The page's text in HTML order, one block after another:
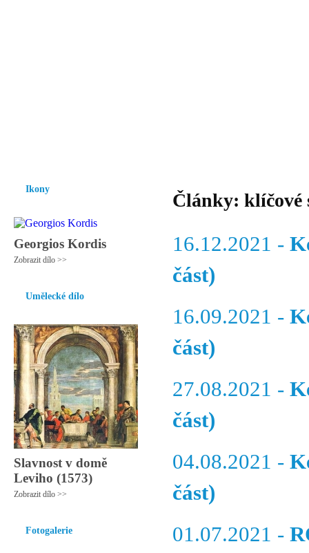
Ikony
Georgios Kordis
Zobrazit dílo >>
Umělecké dílo
Slavnost v domě
Leviho (1573)
Zobrazit dílo >>
Fotogalerie
Články: klíčové
16.12.2021 -
část)
16.09.2021 -
část)
27.08.2021 -
část)
04.08.2021 -
část)
01.07.2021 -